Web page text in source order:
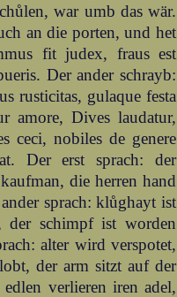
war umb das wär.
an die porten, und het
fit judex, fraus est
Der ander schrayb:
rusticitas, gulaque festa
amore, Dives laudatur,
ceci, nobiles de genere
Der erst sprach: der
die herren hand
sprach: klůghayt ist
schimpf ist worden
alter wird verspotet,
der arm sitzt auf der
verlieren iren adel,